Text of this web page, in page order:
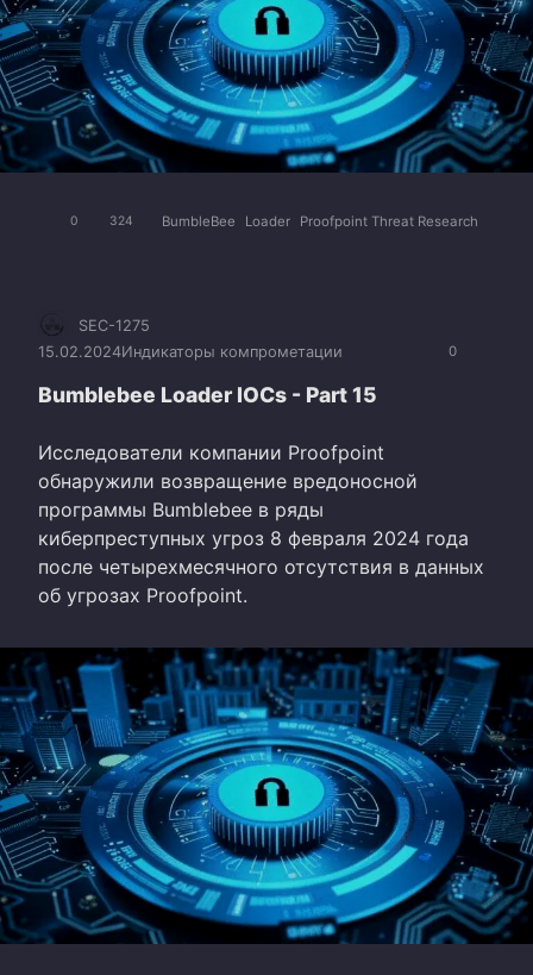
0 324 BumbleBee Loader Proofpoint Threat Research
0
SEC-1275
15.02.2024Индикаторы компрометации
Bumblebee Loader IOCs - Part 15
Исследователи компании Proofpoint
обнаружили возвращение вредоносной
программы Bumblebee в ряды
киберпреступных угроз 8 февраля 2024 года
после четырехмесячного отсутствия в данных
об угрозах Proofpoint.